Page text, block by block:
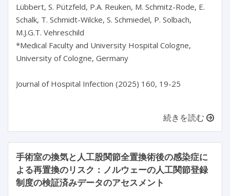
Lübbert, S. Pützfeld, P.A. Reuken, M. Schmitz-Rode, E.
Schalk, T. Schmidt-Wilcke, S. Schmiedel, P. Solbach,
M.J.G.T. Vehreschild
*Medical Faculty and University Hospital Cologne,
University of Cologne, Germany
Journal of Hospital Infection (2025) 160, 19-25
続きを読む
手術室の換気と人工股関節全置換術後の感染症に
よる再置換のリスク：ノルウェーの人工関節登録
制度の検証済みデータのアセスメント